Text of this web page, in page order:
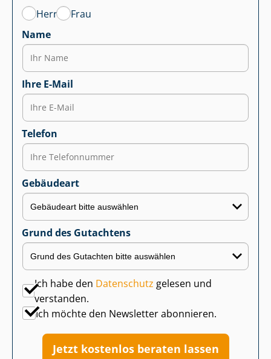
Herr
Frau
Name
Ihre E-Mail
Telefon
Gebäudeart
Grund des Gutachtens
Ich habe den Datenschutz gelesen und
verstanden.
Ich möchte den Newsletter abonnieren.
Jetzt kostenlos beraten lassen